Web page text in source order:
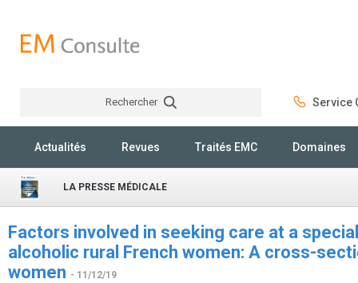
Rechercher Service
Actualités Revues Traités EMC Domaines
LA PRESSE MÉDICALE
Factors involved in seeking care at a
alcoholic rural French women: A cross-
women - 11/12/19